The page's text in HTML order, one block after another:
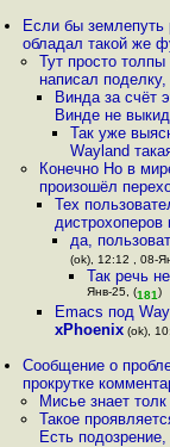
Если бы землепуть
обладал такой же
Тут просто
написал
Винда за счёт
Винде не
Так уже
Wayland
Конечно Но в
произошёл
Тех
дистрохоперов
да,
(ok), 12:12 , 08-
Так речь
Янв-25, (181)
Emacs под
xPhoenix(ok),
Сообщение о
прокрутке
Мисье знает толк
Такое
Есть подозрение,